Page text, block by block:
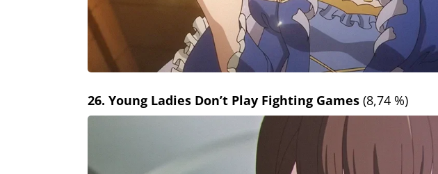
26. Young Ladies Don’t Play Fighting Games (8,74 %)